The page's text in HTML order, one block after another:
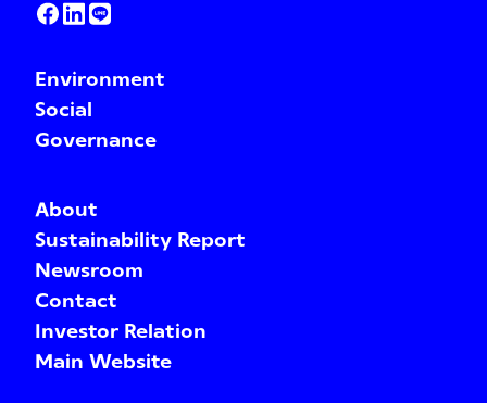
Environment
Social
Governance
About
Sustainability Report
Newsroom
Contact
Investor Relation
Main Website